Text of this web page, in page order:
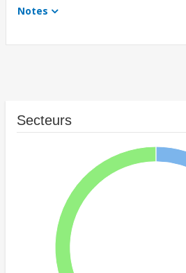
Notes
Secteurs